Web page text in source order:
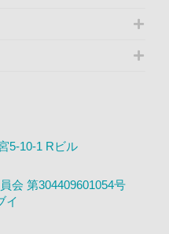
5-10-1 Rビル
会 第304409601054号
イ